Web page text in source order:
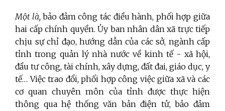
Một là,bảo đảm công tác điều hành, phối hợp giữa
hai cấp chính quyền. Ủy ban nhân dân xã trực tiếp
chịu sự chỉ đạo, hướng dẫn của các sở, ngành cấp
tỉnh trong quản lý nhà nước về kinh tế - xã hội,
đầu tư công, tài chính, xây dựng, đất đai, giáo dục, y
tế… Việc trao đổi, phối hợp công việc giữa xã và các
cơ quan chuyên môn của tỉnh được thực hiện
thông qua hệ thống văn bản điện tử, bảo đảm